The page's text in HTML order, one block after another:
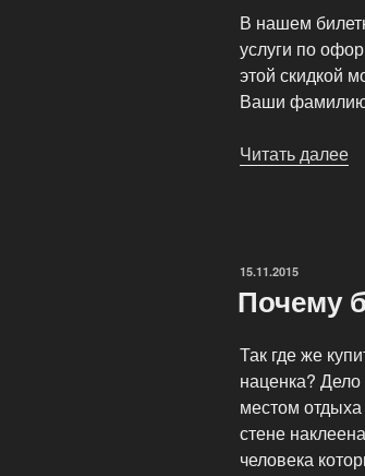
В нашем
услуги по
этой скидкой
Ваши
Читать далее
ОПУБЛИКОВАНО
15.11.2015
Почему
Так где же
наценка?
местом
стене
человека